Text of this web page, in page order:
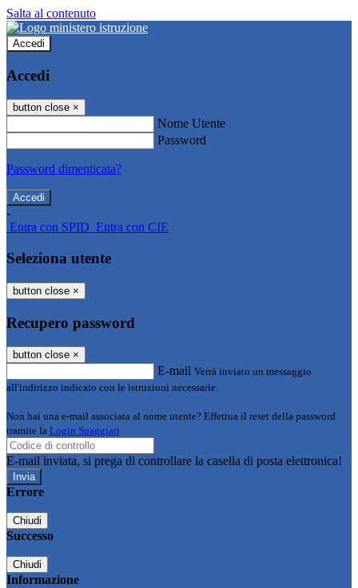
Salta al contenuto
Accedi
Accedi
button close ×
Nome Utente
Password
Password dimenticata?
-
Entra con SPID Entra con CIE
Seleziona utente
button close ×
Recupero password
button close ×
E-mail Verrà inviato un messaggio
all'indirizzo indicato con le istruzioni necessarie.
Non hai una e-mail associata al nome utente? Effettua il reset della password
tramite la Login Spaggiari
E-mail inviata, si prega di controllare la casella di posta elettronica!
Errore
Chiudi
Successo
Chiudi
Informazione